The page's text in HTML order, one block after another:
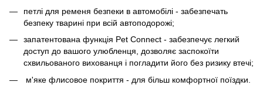
петлі для ременя безпеки в автомобілі - забезпечать
безпеку тварині при всій автоподорожі;
запатентована функція Pet Connect - забезпечує легкий
доступ до вашого улюбленця, дозволяє заспокоїти
схвильованого вихованця і погладити його без ризику втечі;
м'яке флисовое покриття - для більш комфортної поїздки.